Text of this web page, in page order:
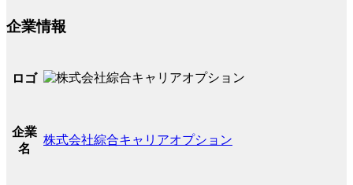
企業情報
ロゴ
企業
名
株式会社綜合キャリアオプション